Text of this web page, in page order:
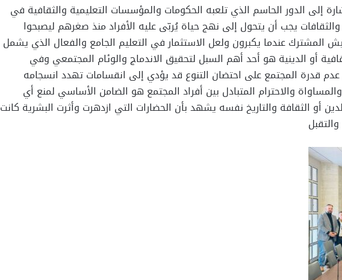
إلى الدور الحاسم الذي تلعبه الحكومات والمؤسسات التعليمية والثقافية في
والثقافات يجب أن يتحول إلى نهج حياة يُربّى عليه الأفراد منذ صغرهم ليصبحوا
المشترك عندما يكبرون ولعل الاستثمار في التعليم الجامع والفعال الذي يشمل
أو الدينية هو أحد أهم السبل لتحقيق الاندماج والوئام المجتمعي وفي
قدرة المجتمع على احتضان التنوع قد يؤدي إلى انقسامات تهدد انسجامه
والاحترام المتبادل بين أفراد المجتمع هو الضامن الأساسي لمنع أي
أو الثقافة والتاريخ نفسه يشهد بأن الحضارات التي ازدهرت وأثرت البشرية كانت